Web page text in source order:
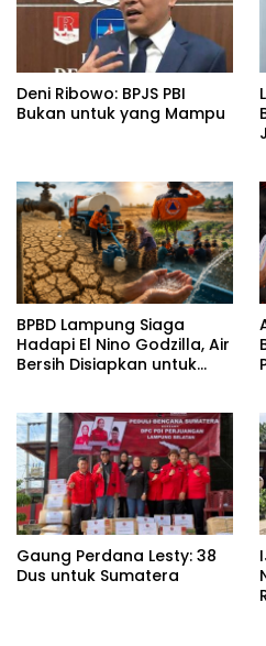
Deni Ribowo: BPJS PBI
Bukan untuk yang Mampu
BPBD Lampung Siaga
Hadapi El Nino Godzilla, Air
Bersih Disiapkan untuk
Gaung Perdana Lesty: 38
Dus untuk Sumatera